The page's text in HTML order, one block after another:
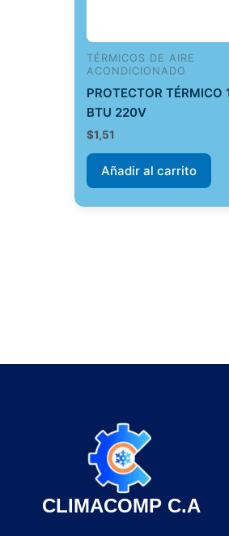
TÉRMICOS DE AIRE
ACONDICIONADO
PROTECTOR TÉRMICO
BTU 220V
$1,51
Añadir al carrito
CLIMACOMP C.A